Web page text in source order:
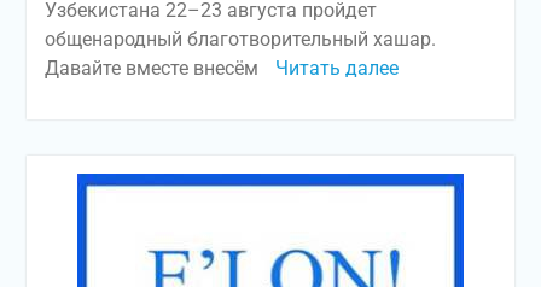
Узбекистана 22–23 августа пройдет
общенародный благотворительный хашар.
Давайте вместе внесём
Читать далее